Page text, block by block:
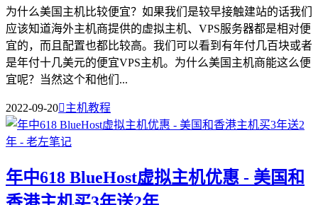
为什么美国主机比较便宜？如果我们是较早接触建站的话我们
应该知道海外主机商提供的虚拟主机、VPS服务器都是相对便
宜的，而且配置也都比较高。我们可以看到有年付几百块或者
是年付十几美元的便宜VPS主机。为什么美国主机商能这么便
宜呢？当然这个和他们...
2022-09-20主机教程
年中618 BlueHost虚拟主机优惠 - 美国和